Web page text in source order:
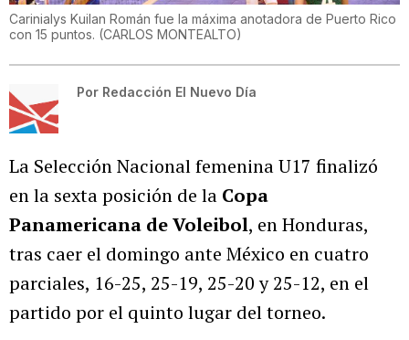
Carinialys Kuilan Román fue la máxima anotadora de Puerto Rico
con 15 puntos. (CARLOS MONTEALTO)
Por Redacción El Nuevo Día
La Selección Nacional femenina U17 finalizó
en la sexta posición de la Copa
Panamericana de Voleibol, en Honduras,
tras caer el domingo ante México en cuatro
parciales, 16-25, 25-19, 25-20 y 25-12, en el
partido por el quinto lugar del torneo.